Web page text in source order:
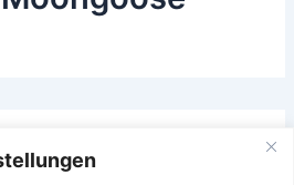
nicht gefunden werden.